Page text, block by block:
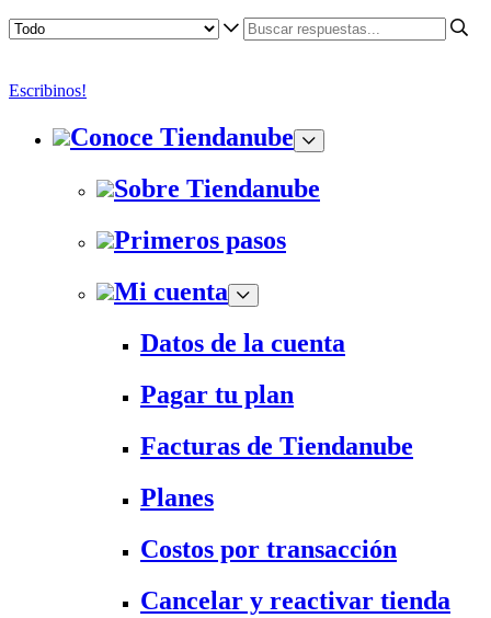
Escribinos!
Conoce Tiendanube
Sobre Tiendanube
Primeros pasos
Mi cuenta
Datos de la cuenta
Pagar tu plan
Facturas de Tiendanube
Planes
Costos por transacción
Cancelar y reactivar tienda